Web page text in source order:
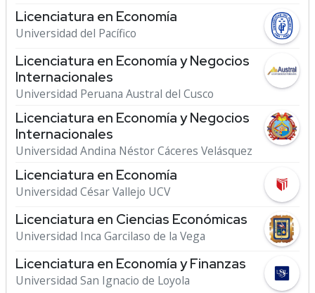
Licenciatura en Economía
Universidad del Pacífico
Licenciatura en Economía y Negocios
Internacionales
Universidad Peruana Austral del Cusco
Licenciatura en Economía y Negocios
Internacionales
Universidad Andina Néstor Cáceres Velásquez
Licenciatura en Economía
Universidad César Vallejo UCV
Licenciatura en Ciencias Económicas
Universidad Inca Garcilaso de la Vega
Licenciatura en Economía y Finanzas
Universidad San Ignacio de Loyola